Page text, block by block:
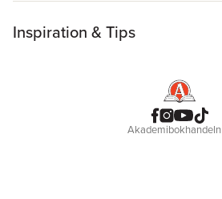
Inspiration & Tips
Akademibokhandeln